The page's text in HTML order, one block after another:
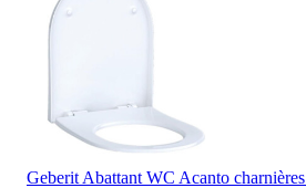
Geberit Abattant WC Acanto